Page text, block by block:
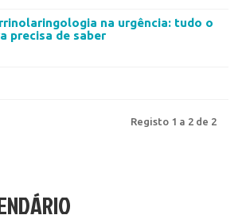
na urgência: tudo o
precisa de saber
Registo 1 a 2 de 2